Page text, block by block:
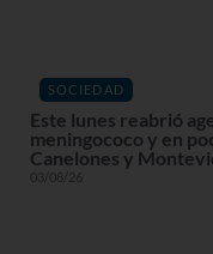
SOCIEDAD
Este lunes reabrió
meningococo y en
Canelones y
03/08/26